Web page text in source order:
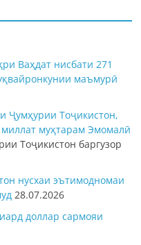
Ваҳдат нисбати 271
маъмурӣ
Ҷумҳурии Тоҷикистон,
муҳтарам Эмомалӣ
Тоҷикистон баргузор
нусхаи эътимодномаи
28.07.2026
доллар сармояи